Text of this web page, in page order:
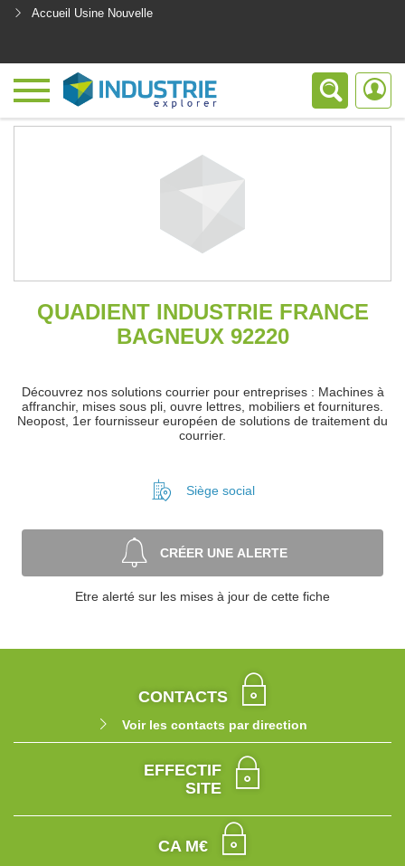
Accueil Usine Nouvelle
QUADIENT INDUSTRIE FRANCE
BAGNEUX 92220
Découvrez nos solutions courrier pour entreprises : Machines à
affranchir, mises sous pli, ouvre lettres, mobiliers et fournitures.
Neopost, 1er fournisseur européen de solutions de traitement du
courrier.
Siège social
CRÉER UNE ALERTE
Etre alerté sur les mises à jour de cette fiche
CONTACTS
Voir les contacts par direction
EFFECTIF
SITE
CA M€